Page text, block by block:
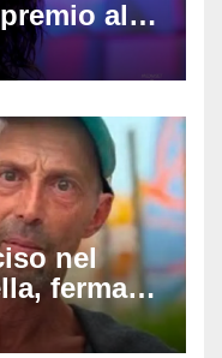
alla
nel
fermati
svolta
e